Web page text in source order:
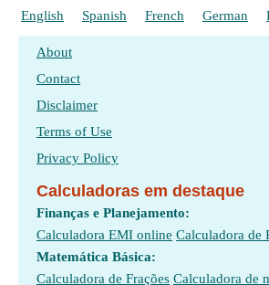
English Spanish French German
About
Contact
Disclaimer
Terms of Use
Privacy Policy
Calculadoras em destaque
Finanças e Planejamento:
Calculadora EMI online Calculadora de
Matemática Básica:
Calculadora de Frações Calculadora de